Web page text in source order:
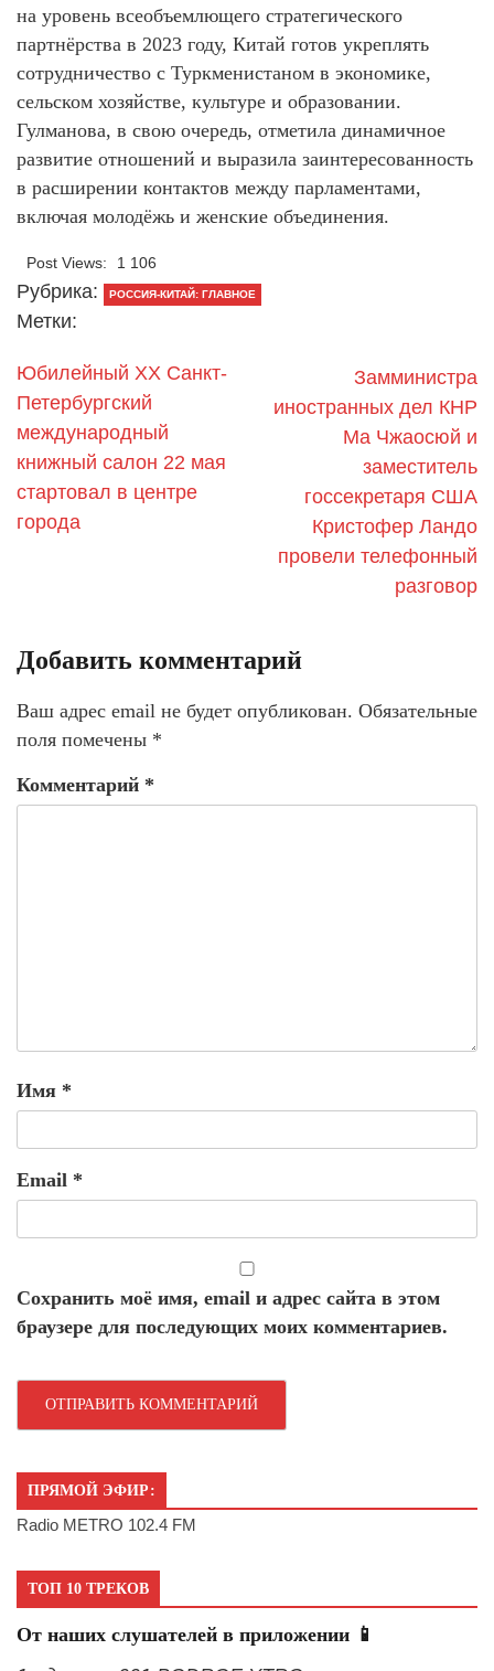
на уровень всеобъемлющего стратегического
партнёрства в 2023 году, Китай готов укреплять
сотрудничество с Туркменистаном в экономике,
сельском хозяйстве, культуре и образовании.
Гулманова, в свою очередь, отметила динамичное
развитие отношений и выразила заинтересованность
в расширении контактов между парламентами,
включая молодёжь и женские объединения.
Post Views: 1 106
Рубрика: РОССИЯ-КИТАЙ: ГЛАВНОЕ
Метки:
Юбилейный XX Санкт-
Петербургский
международный
книжный салон 22 мая
стартовал в центре
города
Замминистра
иностранных дел КНР
Ма Чжаосюй и
заместитель
госсекретаря США
Кристофер Ландо
провели телефонный
разговор
Добавить комментарий
Ваш адрес email не будет опубликован. Обязательные
поля помечены *
Комментарий *
Имя *
Email *
Сохранить моё имя, email и адрес сайта в этом
браузере для последующих моих комментариев.
ПРЯМОЙ ЭФИР:
Radio METRO 102.4 FM
ТОП 10 ТРЕКОВ
От наших слушателей в приложении 📱